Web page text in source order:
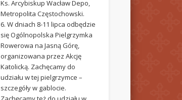
Ks. Arcybiskup Wacław Depo,
Metropolita Częstochowski.
6. W dniach 8-11 lipca odbędzie
się Ogólnopolska Pielgrzymka
Rowerowa na Jasną Górę,
organizowana przez Akcję
Katolicką. Zachęcamy do
udziału w tej pielgrzymce –
szczegóły w gablocie.